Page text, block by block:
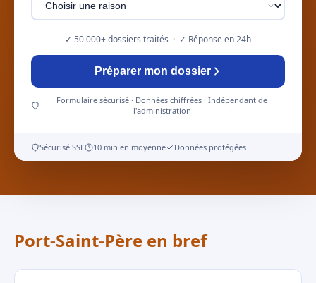
✓ 50 000+ dossiers traités · ✓ Réponse en 24h
Préparer mon dossier
Formulaire sécurisé · Données chiffrées · Indépendant de
l'administration
Sécurisé SSL 10 min en moyenne Données protégées
Port-Saint-Père en bref